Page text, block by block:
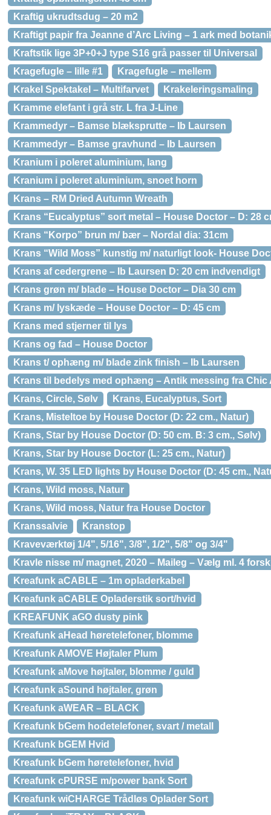
Kraftig ukrudtsdug – 20 m2
Kraftigt papir fra Jeanne d’Arc Living – 1 ark med
Kraftstik lige 3P+0+J type S16 grå passer til Universal
Kragefugle – lille #1
Kragefugle – mellem
Krakel Spektakel – Multifarvet
Krakeleringsmaling
Kramme elefant i grå str. L fra J-Line
Krammedyr – Bamse blæksprutte – Ib Laursen
Krammedyr – Bamse gravhund – Ib Laursen
Kranium i poleret aluminium, lang
Kranium i poleret aluminium, snoet horn
Krans – RM Dried Autumn Wreath
Krans “Eucalyptus” sort metal – House Doctor – D: 28
Krans “Korpo” brun m/ bær – Nordal dia: 31cm
Krans “Wild Moss” kunstig m/ naturligt look- House
Krans af cedergrene – Ib Laursen D: 20 cm indvendigt
Krans grøn m/ blade – House Doctor – Dia 30 cm
Krans m/ lyskæde – House Doctor – D: 45 cm
Krans med stjerner til lys
Krans og fad – House Doctor
Krans t/ ophæng m/ blade zink finish – Ib Laursen
Krans til bedelys med ophæng – Antik messing fra Chic
Krans, Circle, Sølv
Krans, Eucalyptus, Sort
Krans, Misteltoe by House Doctor (D: 22 cm., Natur)
Krans, Star by House Doctor (D: 50 cm. B: 3 cm., Sølv)
Krans, Star by House Doctor (L: 25 cm., Natur)
Krans, W. 35 LED lights by House Doctor (D: 45 cm.,
Krans, Wild moss, Natur
Krans, Wild moss, Natur fra House Doctor
Kranssalvie
Kranstop
Kraveværktøj 1/4", 5/16", 3/8", 1/2", 5/8" og 3/4"
Kravle nisse m/ magnet, 2020 – Maileg – Vælg ml. 4
Kreafunk aCABLE – 1m opladerkabel
Kreafunk aCABLE Opladerstik sort/hvid
KREAFUNK aGO dusty pink
Kreafunk aHead høretelefoner, blomme
Kreafunk AMOVE Højtaler Plum
Kreafunk aMove højtaler, blomme / guld
Kreafunk aSound højtaler, grøn
Kreafunk aWEAR – BLACK
Kreafunk bGem hodetelefoner, svart / metall
Kreafunk bGEM Hvid
Kreafunk bGem høretelefoner, hvid
Kreafunk cPURSE m/power bank Sort
Kreafunk wiCHARGE Trådløs Oplader Sort